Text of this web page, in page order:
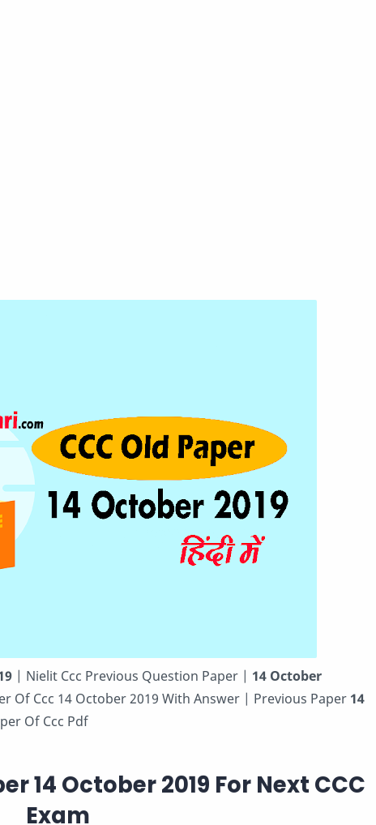
| Nielit Ccc Previous Question Paper | 14 October
Of Ccc 14 October 2019 With Answer | Previous Paper 14
Of Ccc Pdf
14 October 2019 For Next CCC
Exam